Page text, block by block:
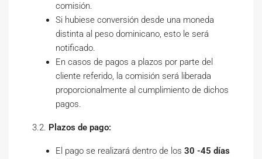
comisión.
Si hubiese conversión desde una moneda
distinta al peso dominicano, esto le será
notificado.
En casos de pagos a plazos por parte del
cliente referido, la comisión será liberada
proporcionalmente al cumplimiento de dichos
pagos.
3.2. Plazos de pago:
El pago se realizará dentro de los 30 -45 días